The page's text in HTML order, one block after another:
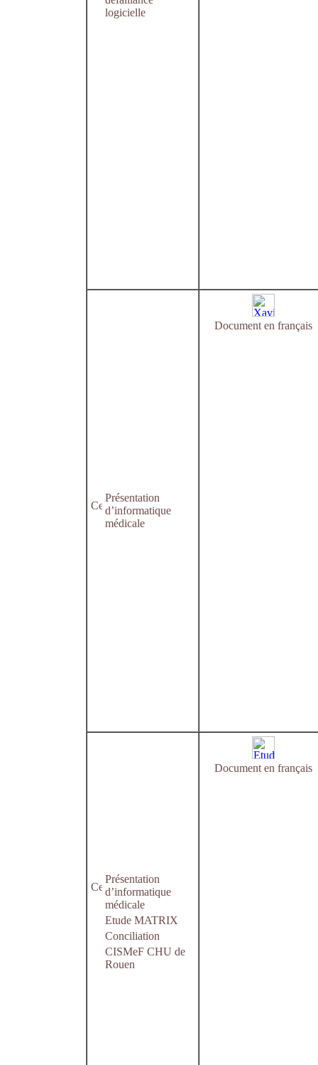
logicielle
Présentation
d’informatique
médicale
Document en français
Présentation
d’informatique
médicale
Etude MATRIX
Conciliation
CISMeF CHU de
Rouen
Document en français